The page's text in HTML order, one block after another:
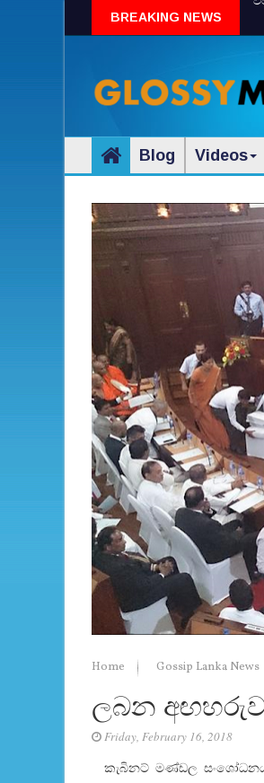
BREAKING NEWS
Blog Videos
Home Gossip Lanka News
ලබන
Friday, February 16, 2018
කැබිනට්‌ මණ්‌ඩල